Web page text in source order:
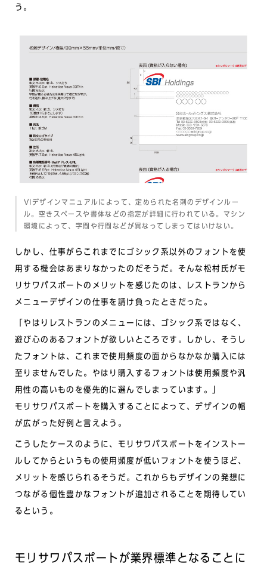
う。
VIデザインマニュアルによって、定められた名刺のデザインルー
ル。空きスペースや書体などの指定が詳細に行われている。マシン
環境によって、字間や行間などが異なってしまってはいけない。
しかし、仕事がらこれまでにゴシック系以外のフォントを使
用する機会はあまりなかったのだそうだ。そんな松村氏がモ
リサワパスポートのメリットを感じたのは、レストランから
メニューデザインの仕事を請け負ったときだった。
「やはりレストランのメニューには、ゴシック系ではなく、
遊び心のあるフォントが欲しいところです。しかし、そうし
たフォントは、これまで使用頻度の面からなかなか購入には
至りませんでした。やはり購入するフォントは使用頻度や汎
用性の高いものを優先的に選んでしまっています。」
モリサワパスポートを購入することによって、デザインの幅
が広がった好例と言えよう。
こうしたケースのように、モリサワパスポートをインストー
ルしてからというもの使用頻度が低いフォントを使うほど、
メリットを感じられるそうだ。これからもデザインの発想に
つながる個性豊かなフォントが追加されることを期待してい
るという。
モリサワパスポートが業界標準となることに